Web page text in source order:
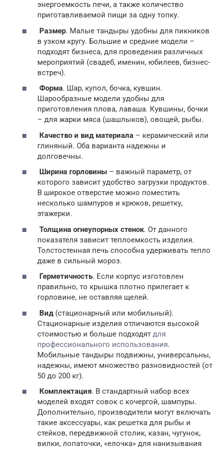
энергоемкость печи, а также количество
приготавливаемой пищи за одну топку.
Размер. Малые тандыры удобны для пикников
в узком кругу. Большие и средние модели –
подходят бизнеса, для проведения различных
мероприятий (свадеб, именин, юбилеев, бизнес-
встреч).
Форма. Шар, купол, бочка, кувшин.
Шарообразные модели удобны для
приготовления плова, лаваша. Кувшины, бочки
– для жарки мяса (шашлыков), овощей, рыбы.
Качество и вид материала – керамический или
глиняный. Оба варианта надежны и
долговечны.
Ширина горловины – важный параметр, от
которого зависит удобство загрузки продуктов.
В широкое отверстие можно поместить
несколько шампуров и крюков, решетку,
этажерки.
Толщина огнеупорных стенок. От данного
показателя зависит теплоемкость изделия.
Толстостенная печь способна удерживать тепло
даже в сильный мороз.
Герметичность. Если корпус изготовлен
правильно, то крышка плотно прилегает к
горловине, не оставляя щелей.
Вид(стационарный или мобильный).
Стационарные изделия отличаются высокой
стоимостью и больше подходят для
профессионального использования.
Мобильные тандыры подвижны, универсальны,
надежны, имеют множество разновидностей (от
50 до 200 кг).
Комплектация. В стандартный набор всех
моделей входят совок с кочергой, шампуры.
Дополнительно, производители могут включать
такие аксессуары, как решетка для рыбы и
стейков, передвижной столик, казан, чугунок,
вилки, лопаточки, «елочка» для нанизывания